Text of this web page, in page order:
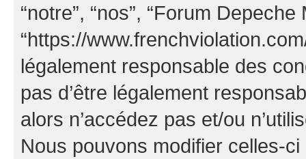
“notre”, “nos”, “Forum Depeche
“https://
légalement responsable des
pas d’être légalement
alors n’accédez pas et/ou
Nous pouvons modifier celles-